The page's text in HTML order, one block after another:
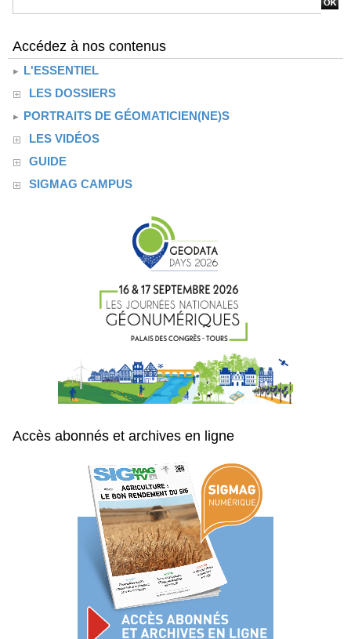
Accédez à nos contenus
L'ESSENTIEL
LES DOSSIERS
PORTRAITS DE GÉOMATICIEN(NE)S
LES VIDÉOS
GUIDE
SIGMAG CAMPUS
Accès abonnés et archives en ligne